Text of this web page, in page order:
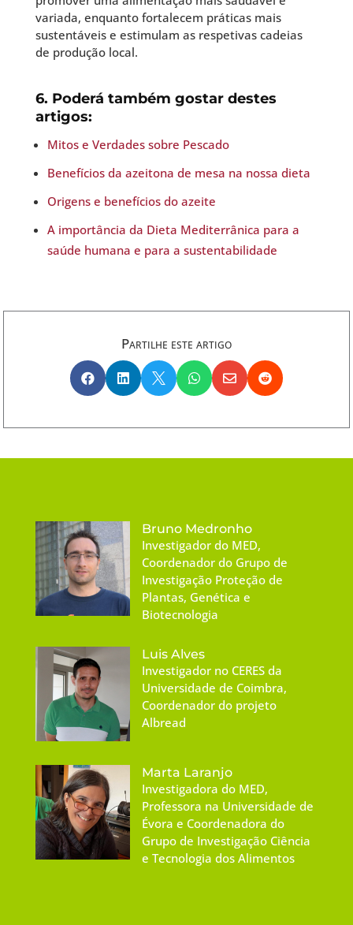
variada, enquanto fortalecem práticas mais
sustentáveis e estimulam as respetivas cadeias
de produção local.
6. Poderá também gostar destes
artigos:
Mitos e Verdades sobre Pescado
Benefícios da azeitona de mesa na nossa dieta
Origens e benefícios do azeite
A importância da Dieta Mediterrânica para a
saúde humana e para a sustentabilidade
Partilhe este artigo
     
Bruno Medronho
Investigador do MED,
Coordenador do Grupo de
Investigação Proteção de
Plantas, Genética e
Biotecnologia
Luis Alves
Investigador no CERES da
Universidade de Coimbra,
Coordenador do projeto
Albread
Marta Laranjo
Investigadora do MED,
Professora na Universidade de
Évora e Coordenadora do
Grupo de Investigação Ciência
e Tecnologia dos Alimentos